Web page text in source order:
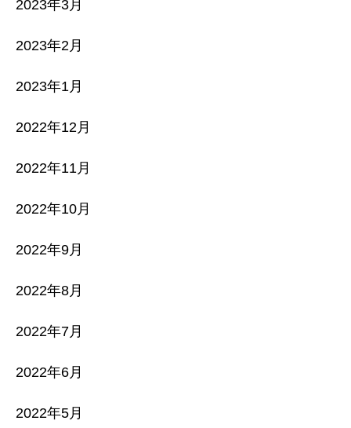
2023年3月
2023年2月
2023年1月
2022年12月
2022年11月
2022年10月
2022年9月
2022年8月
2022年7月
2022年6月
2022年5月